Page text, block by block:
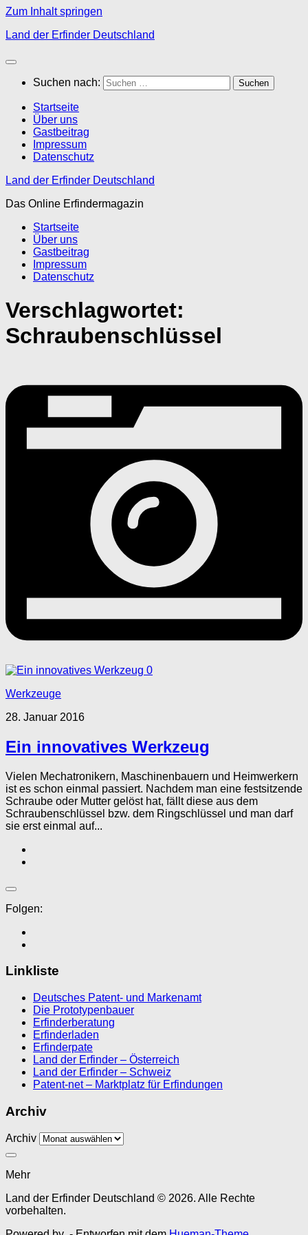
Zum Inhalt springen
Land der Erfinder Deutschland
Suchen nach:
Startseite
Über uns
Gastbeitrag
Impressum
Datenschutz
Land der Erfinder Deutschland
Das Online Erfindermagazin
Startseite
Über uns
Gastbeitrag
Impressum
Datenschutz
Verschlagwortet:
Schraubenschlüssel
0
Werkzeuge
28. Januar 2016
Ein innovatives Werkzeug
Vielen Mechatronikern, Maschinenbauern und Heimwerkern
ist es schon einmal passiert. Nachdem man eine festsitzende
Schraube oder Mutter gelöst hat, fällt diese aus dem
Schraubenschlüssel bzw. dem Ringschlüssel und man darf
sie erst einmal auf...
Folgen:
Linkliste
Deutsches Patent- und Markenamt
Die Prototypenbauer
Erfinderberatung
Erfinderladen
Erfinderpate
Land der Erfinder – Österreich
Land der Erfinder – Schweiz
Patent-net – Marktplatz für Erfindungen
Archiv
Archiv
Mehr
Land der Erfinder Deutschland © 2026. Alle Rechte
vorbehalten.